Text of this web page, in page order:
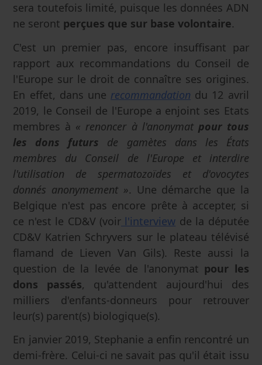
sera toutefois limité, puisque les données ADN
ne seront perçues que sur base volontaire.
C'est un premier pas, encore insuffisant par
rapport aux recommandations du Conseil de
l'Europe sur le droit de connaître ses origines.
En effet, dans une recommandation du 12 avril
2019, le Conseil de l'Europe a enjoint ses Etats
membres à « renoncer à l'anonymat pour tous
les dons futurs de gamètes dans les États
membres du Conseil de l'Europe et interdire
l'utilisation de spermatozoïdes et d'ovocytes
donnés anonymement ». Une démarche que la
Belgique n'est pas encore prête à accepter, si
ce n'est le CD&V (voir l'interview de la députée
CD&V Katrien Schryvers sur le plateau télévisé
flamand de Lieven Van Gils). Reste aussi la
question de la levée de l'anonymat pour les
dons passés, qu'attendent aujourd'hui des
milliers d'enfants-donneurs pour retrouver
leur(s) parent(s) biologique(s).
En janvier 2019, Stephanie a enfin rencontré un
demi-frère. Celui-ci ne savait pas qu'il était issu